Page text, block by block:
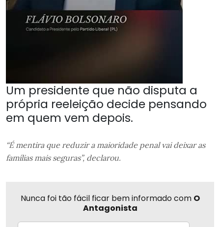
Um presidente que não disputa a
própria reeleição decide pensando
em quem vem depois.
“É mentira que reduzir a maioridade penal vai deixar as
famílias mais seguras”, declarou.
Nunca foi tão fácil ficar bem informado com O
Antagonista